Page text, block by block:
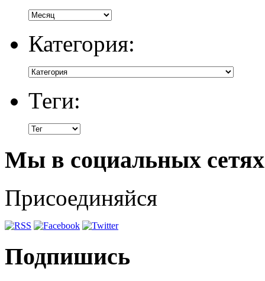
Категория:
Теги:
Мы в социальных сетях
Присоединяйся
Подпишись